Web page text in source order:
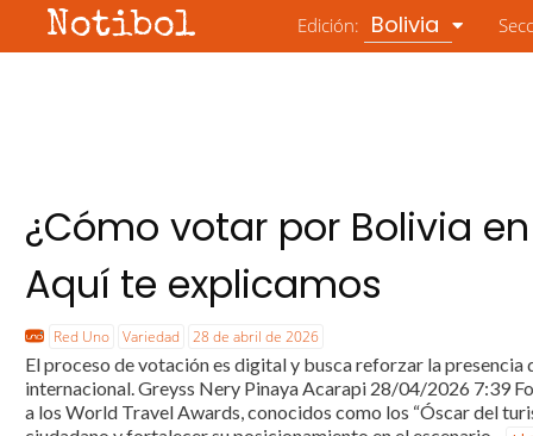
Notibol Edición: Bolivia
¿Cómo votar por Bolivia
Aquí te explicamos
Red Uno Variedad 28 de abril de 2026
El proceso de votación es digital y busca reforzar la
internacional. Greyss Nery Pinaya Acarapi 28/04/2026 7:39
a los World Travel Awards, conocidos como los “Óscar del